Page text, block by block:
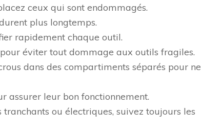
ceux qui sont endommagés.
plus longtemps.
rapidement chaque outil.
éviter tout dommage aux outils fragiles.
dans des compartiments séparés pour ne
assurer leur bon fonctionnement.
ou électriques, suivez toujours les